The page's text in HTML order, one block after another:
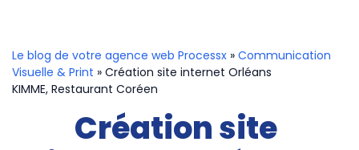
Le blog de votre agence web Processx » Communication
Visuelle & Print » Création site internet Orléans
KIMME, Restaurant Coréen
Création site